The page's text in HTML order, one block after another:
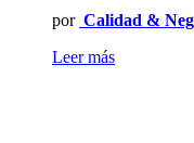
por Calidad &
Leer más